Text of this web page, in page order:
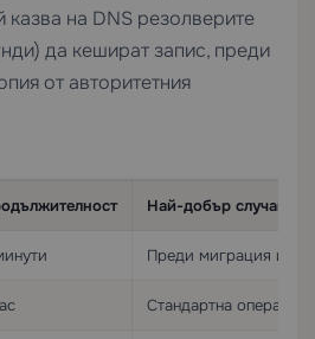
казва на DNS резолверите
да кешират запис, преди
от авторитетния
Най-добър случай на
Преди миграция или
Стандартна